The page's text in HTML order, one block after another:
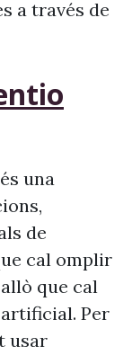
a través de
una
de
cal omplir
que cal
artificial. Per
usar